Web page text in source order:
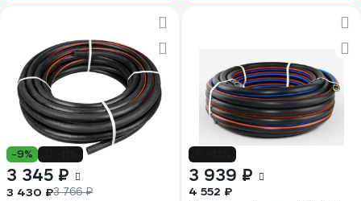
-9%
3 345 ₽
3 430 ₽3 766 ₽
3 939 ₽
4 552 ₽